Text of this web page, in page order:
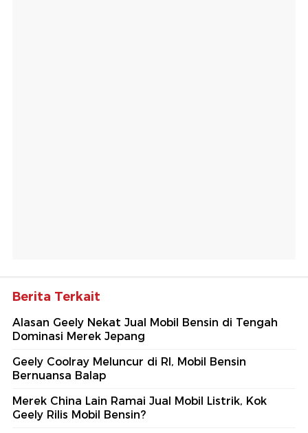
Berita Terkait
Alasan Geely Nekat Jual Mobil Bensin di Tengah
Dominasi Merek Jepang
Geely Coolray Meluncur di RI, Mobil Bensin
Bernuansa Balap
Merek China Lain Ramai Jual Mobil Listrik, Kok
Geely Rilis Mobil Bensin?